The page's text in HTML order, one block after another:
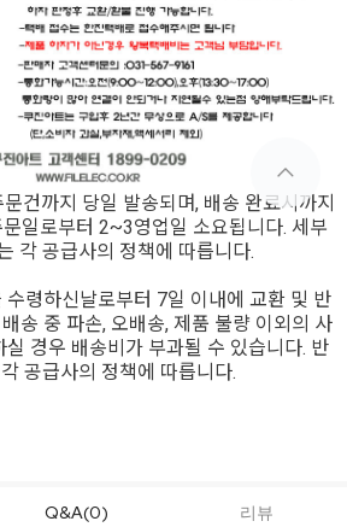
건까지 당일 발송되며, 배송 완료시까지
일로부터 2~3영업일 소요됩니다. 세부
각 공급사의 정책에 따릅니다.
수령하신날로부터 7일 이내에 교환 및 반
송 중 파손, 오배송, 제품 불량 이외의 사
경우 배송비가 부과될 수 있습니다. 반
공급사의 정책에 따릅니다.
Q&A(0) 리뷰